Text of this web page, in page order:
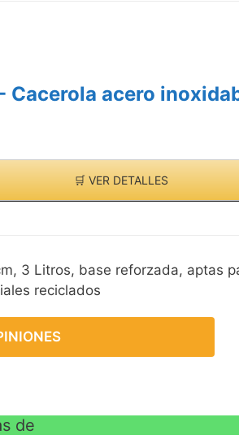
Cacerola acero
🛒 VER DETALLES
3 Litros, base reforzada, aptas
reciclados
de